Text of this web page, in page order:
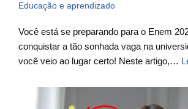
Educação e aprendizado
Você está se preparando para o Enem
conquistar a tão sonhada vaga na
você veio ao lugar certo! Neste artigo,…